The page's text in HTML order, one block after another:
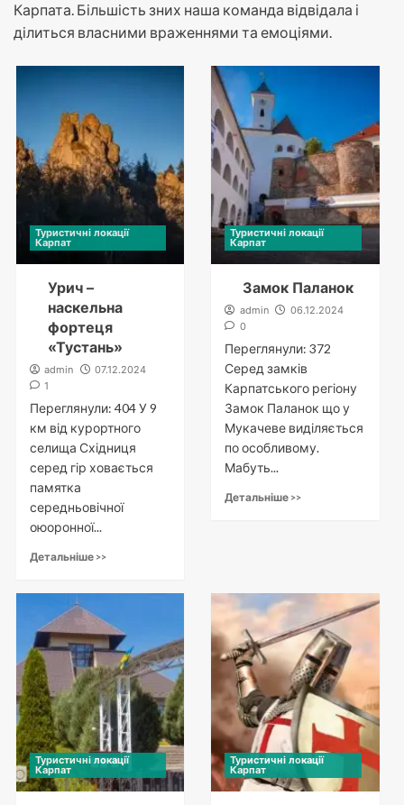
Карпата. Більшість зних наша команда відвідала і
ділиться власними враженнями та емоціями.
Туристичні локації
Карпат
Урич –
наскельна
фортеця
«Тустань»
admin
07.12.2024
1
Переглянули: 404 У 9
км від курортного
селища Східниця
серед гір ховається
памятка
середньовічної
оюоронної...
Детальніше >>
Туристичні локації
Карпат
Замок Паланок
admin
06.12.2024
0
Переглянули: 372
Серед замків
Карпатського регіону
Замок Паланок що у
Мукачеве виділяється
по особливому.
Мабуть...
Детальніше >>
Туристичні локації
Карпат
Туристичні локації
Карпат